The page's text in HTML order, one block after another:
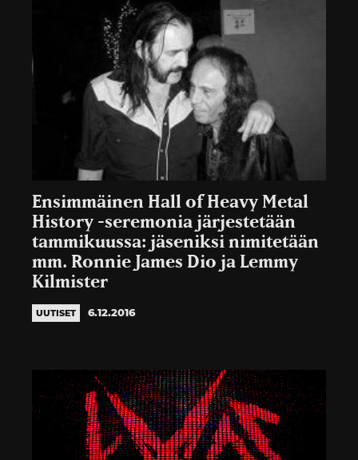
Ensimmäinen Hall of Heavy Metal
History -seremonia järjestetään
tammikuussa: jäseniksi nimitetään
mm. Ronnie James Dio ja Lemmy
Kilmister
UUTISET 6.12.2016